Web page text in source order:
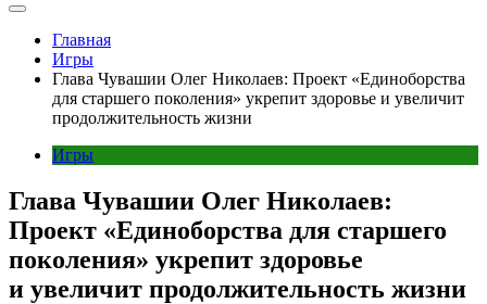
Главная
Игры
Глава Чувашии Олег Николаев: Проект «Единоборства
для старшего поколения» укрепит здоровье и увеличит
продолжительность жизни
Игры
Глава Чувашии Олег Николаев:
Проект «Единоборства для старшего
поколения» укрепит здоровье
и увеличит продолжительность жизни